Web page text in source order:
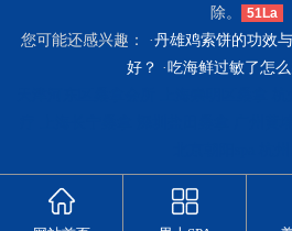
除。
51La
您可能还感兴趣： ·丹雄鸡索饼的功效
好？ ·吃海鲜过敏了怎